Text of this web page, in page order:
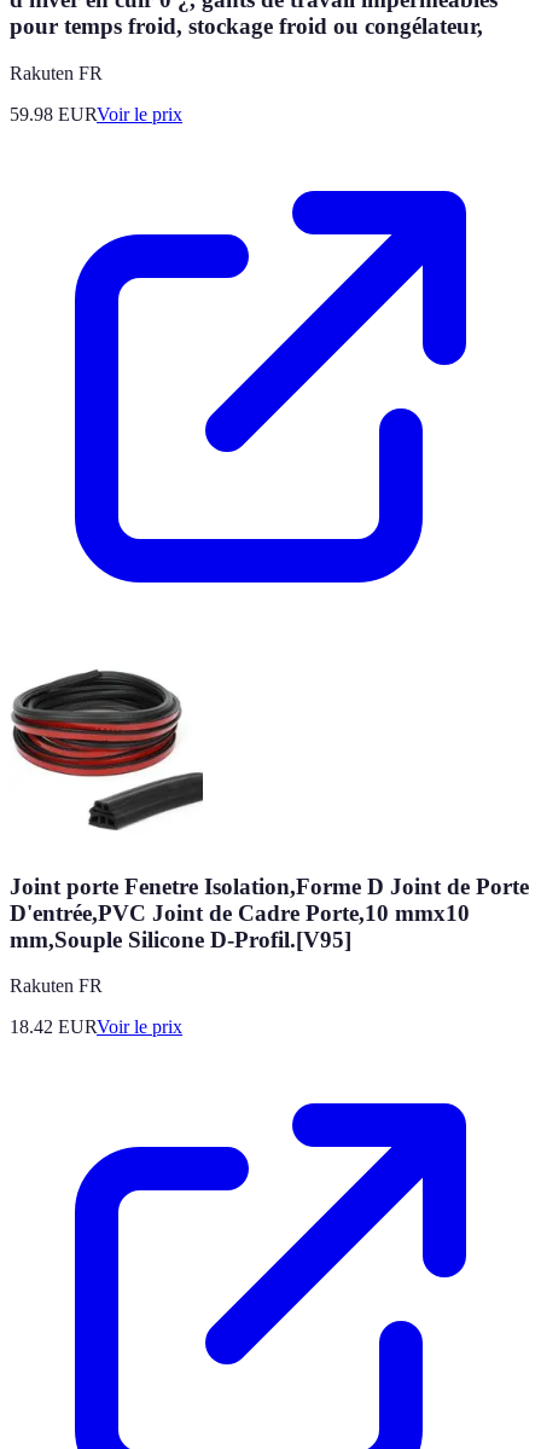
pour temps froid, stockage froid ou congélateur,
Rakuten FR
59.98 EURVoir le prix
Joint porte Fenetre Isolation,Forme D Joint de Porte
D'entrée,PVC Joint de Cadre Porte,10 mmx10
mm,Souple Silicone D-Profil.[V95]
Rakuten FR
18.42 EURVoir le prix